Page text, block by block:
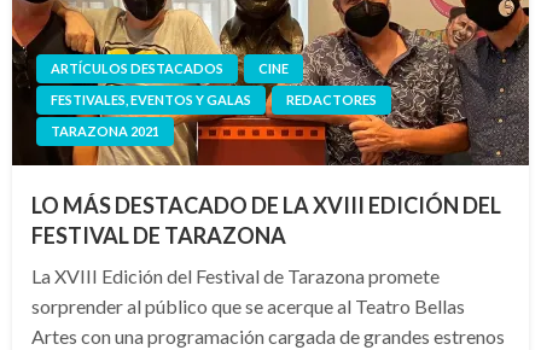
ARTÍCULOS DESTACADOS
CINE
FESTIVALES, EVENTOS Y GALAS
REDACTORES
TARAZONA 2021
LO MÁS DESTACADO DE LA XVIII EDICIÓN DEL
FESTIVAL DE TARAZONA
La XVIII Edición del Festival de Tarazona promete
sorprender al público que se acerque al Teatro Bellas
Artes con una programación cargada de grandes estrenos